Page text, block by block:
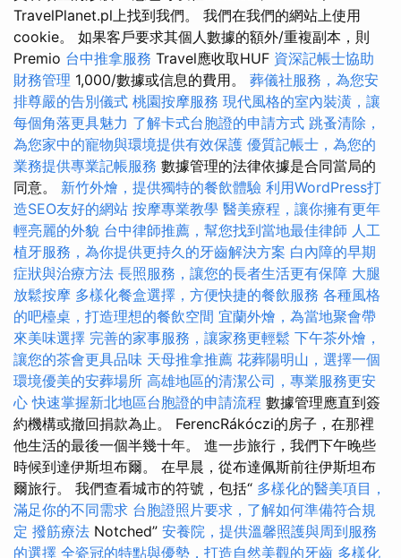
TravelPlanet.pl上找到我們。 我們在我們的網站上使用
cookie。 如果客戶要求其個人數據的額外/重複副本，則
Premio 台中推拿服務 Travel應收取HUF 資深記帳士協助
財務管理 1,000/數據或信息的費用。 葬儀社服務，為您安
排尊嚴的告別儀式 桃園按摩服務 現代風格的室內裝潢，讓
每個角落更具魅力 了解卡式台胞證的申請方式 跳蚤清除，
為您家中的寵物與環境提供有效保護 優質記帳士，為您的
業務提供專業記帳服務 數據管理的法律依據是合同當局的
同意。 新竹外燴，提供獨特的餐飲體驗 利用WordPress打
造SEO友好的網站 按摩專業教學 醫美療程，讓你擁有更年
輕亮麗的外貌 台中律師推薦，幫您找到當地最佳律師 人工
植牙服務，為你提供更持久的牙齒解決方案 白內障的早期
症狀與治療方法 長照服務，讓您的長者生活更有保障 大腿
放鬆按摩 多樣化餐盒選擇，方便快捷的餐飲服務 各種風格
的吧檯桌，打造理想的餐飲空間 宜蘭外燴，為當地聚會帶
來美味選擇 完善的家事服務，讓家務更輕鬆 下午茶外燴，
讓您的茶會更具品味 天母推拿推薦 花葬陽明山，選擇一個
環境優美的安葬場所 高雄地區的清潔公司，專業服務更安
心 快速掌握新北地區台胞證的申請流程 數據管理應直到簽
約機構或撤回捐款為止。 FerencRákóczi的房子，在那裡
他生活的最後一個半幾十年。 進一步旅行，我們下午晚些
時候到達伊斯坦布爾。 在早晨，從布達佩斯前往伊斯坦布
爾旅行。 我們查看城市的符號，包括“ 多樣化的醫美項目，
滿足你的不同需求 台胞證照片要求，了解如何準備符合規
定 撥筋療法 Notched” 安養院，提供溫馨照護與周到服務
的選擇 全瓷冠的特點與優勢，打造自然美觀的牙齒 多樣化